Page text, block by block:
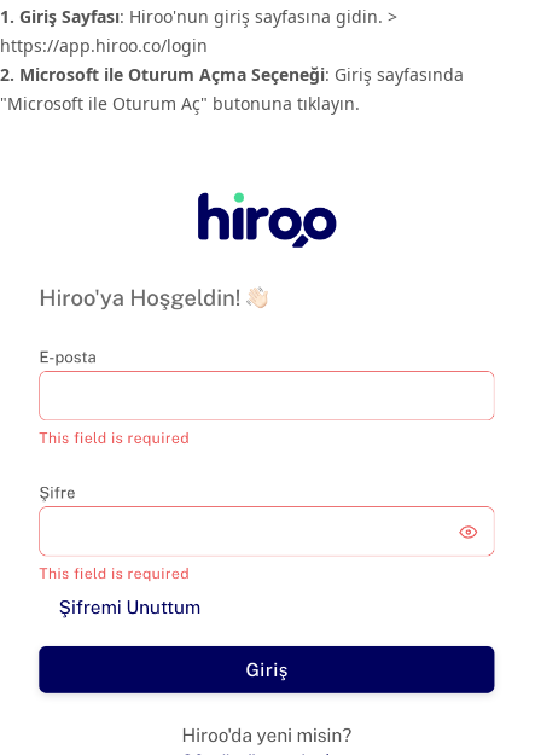
1. Giriş Sayfası: Hiroo'nun giriş sayfasına gidin. >
https://app.hiroo.co/login
2. Microsoft ile Oturum Açma Seçeneği: Giriş sayfasında
"Microsoft ile Oturum Aç" butonuna tıklayın.